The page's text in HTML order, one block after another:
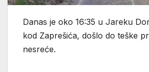
Danas je oko 16:35 u Jareku
kod Zaprešića, došlo do teške
nesreće.